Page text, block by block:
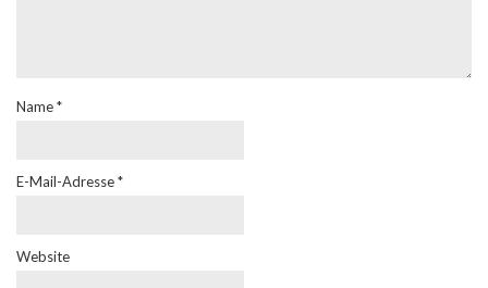
Name*
E-Mail-Adresse*
Website